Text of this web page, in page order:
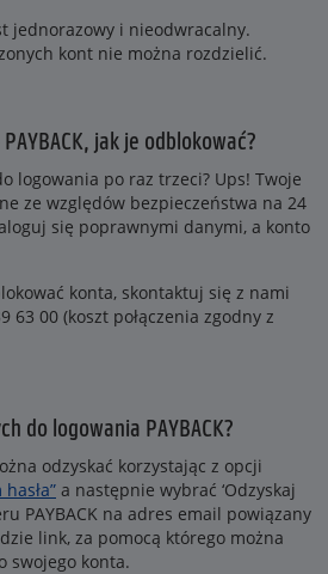
jednorazowy i nieodwracalny.
kont nie można rozdzielić.
jak je odblokować?
logowania po raz trzeci? Ups! Twoje
ze względów bezpieczeństwa na 24
się poprawnymi danymi, a konto
konta, skontaktuj się z nami
63 00 (koszt połączenia zgodny z
do logowania PAYBACK?
odzyskać korzystając z opcji
a następnie wybrać ‘Odzyskaj
PAYBACK na adres email powiązany
link, za pomocą którego można
swojego konta.